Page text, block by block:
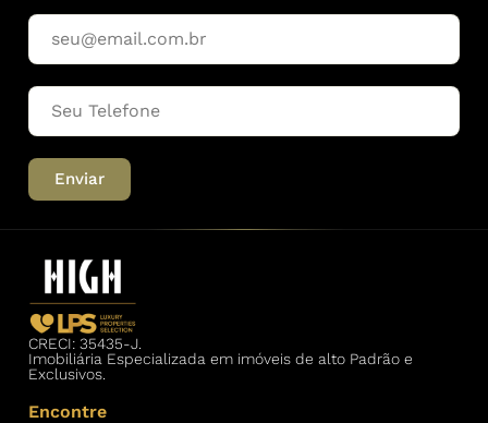
Enviar
CRECI: 35435-J.
Imobiliária Especializada em imóveis de alto Padrão e
Exclusivos.
Encontre